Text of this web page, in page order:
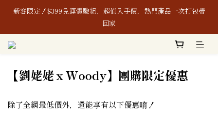
新客限定！$399免運體驗組，超值入手價，熱門產品一次打包帶
回家
新客限定！$399免運體驗組，超值入手價，熱門產品一次打包帶
回家
8/1-8/8｜消費滿$888現折$88、再贈購物金$88
本公司生產之含辣椒相關產品及其原料，皆通過「無」使用蘇丹紅
【劉姥姥ｘWoody】團購限定優惠
除了全網最低價外，還能享有以下優惠唷！